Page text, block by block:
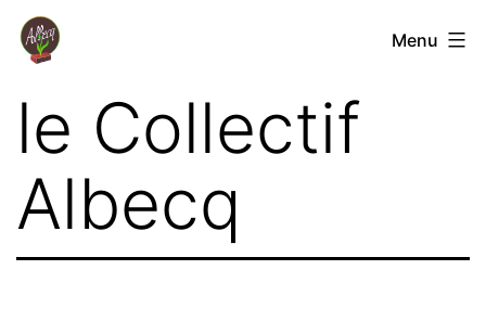
Aller
auCoopérative
Albecq
Menu